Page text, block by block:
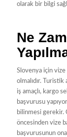
olarak bir bilgi
Ne
Slovenya için
olmalıdır. Turistik
iş amaçlı, kargo
başvurusu
bilinmesi gerekir.
öncesinden vize
başvurusunun